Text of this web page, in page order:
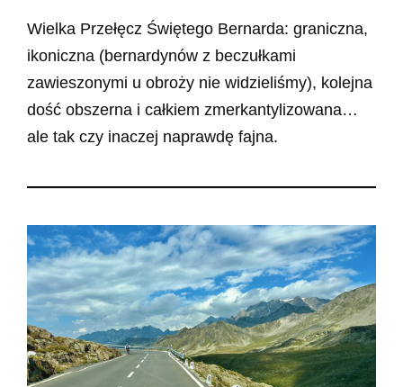
Wielka Przełęcz Świętego Bernarda: graniczna,
ikoniczna (bernardynów z beczułkami
zawieszonymi u obroży nie widzieliśmy), kolejna
dość obszerna i całkiem zmerkantylizowana…
ale tak czy inaczej naprawdę fajna.